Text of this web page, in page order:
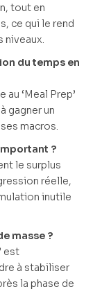
tout en
ce qui le rend
du temps en
‘Meal Prep’
gagner un
macros.
?
le surplus
réelle,
inutile
masse ?
est
à stabiliser
la phase de